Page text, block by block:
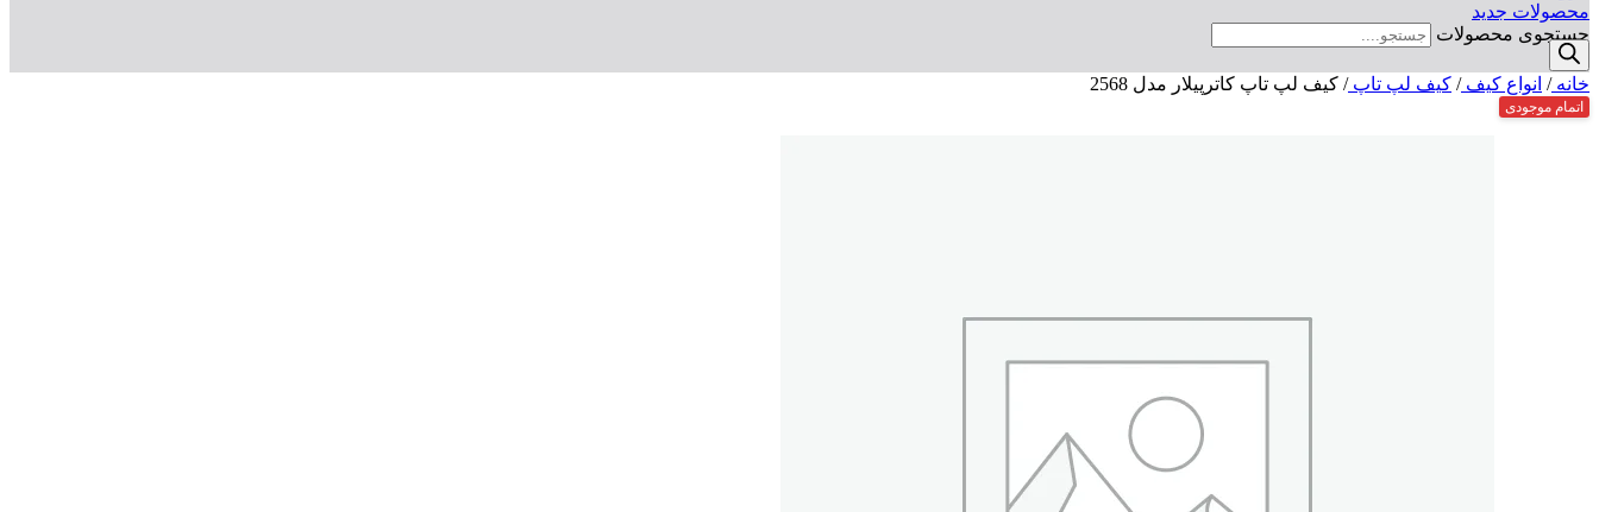
محصولات جدید
جستجوی محصولات
خانه/ انواع کیف/ کیف لپ تاپ/ کیف لپ تاپ کاترپیلار مدل 2568
اتمام موجودی